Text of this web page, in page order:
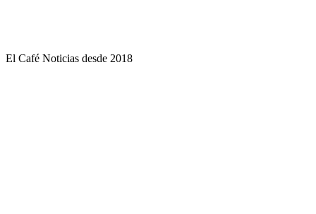
El Café Noticias desde 2018